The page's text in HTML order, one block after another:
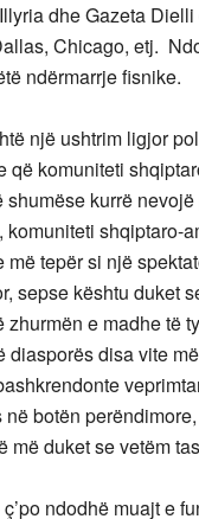
dhe Gazeta
Chicago, etj.
ndërmarrje fisnike.
një ushtrim ligjor
që komuniteti
shumëse kurrë
komuniteti
më tepër si një
sepse kështu duket
zhurmën e madhe të
diasporës disa vite
botën
më duket se vetëm
ndodhë muajt e